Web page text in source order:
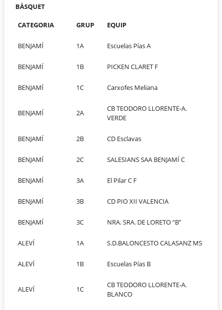
BÀSQUET
CATEGORIA GRUP EQUIP
BENJAMÍ 1A Escuelas Pías A
BENJAMÍ 1B PICKEN CLARET F
BENJAMÍ 1C Carxofes Meliana
BENJAMÍ 2A
CB TEODORO LLORENTE-A.
VERDE
BENJAMÍ 2B CD Esclavas
BENJAMÍ 2C SALESIANS SAA BENJAMÍ C
BENJAMÍ 3A El Pilar C F
BENJAMÍ 3B CD PIO XII VALENCIA
BENJAMÍ 3C NRA. SRA. DE LORETO “B”
ALEVÍ 1A S.D.BALONCESTO CALASANZ MS
ALEVÍ 1B Escuelas Pías B
ALEVÍ 1C
CB TEODORO LLORENTE-A.
BLANCO